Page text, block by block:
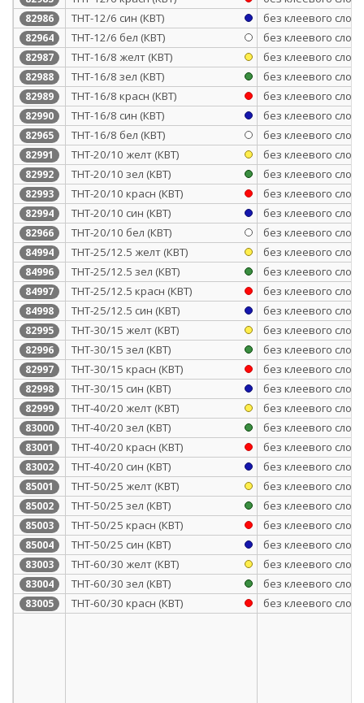
82986 ТНТ-12/6 син (КВТ) без клеевого слоя
82964 ТНТ-12/6 бел (КВТ) без клеевого слоя
82987 ТНТ-16/8 желт (КВТ) без клеевого слоя
82988 ТНТ-16/8 зел (КВТ) без клеевого слоя
82989 ТНТ-16/8 красн (КВТ) без клеевого слоя
82990 ТНТ-16/8 син (КВТ) без клеевого слоя
82965 ТНТ-16/8 бел (КВТ) без клеевого слоя
82991 ТНТ-20/10 желт (КВТ) без клеевого слоя
82992 ТНТ-20/10 зел (КВТ) без клеевого слоя
82993 ТНТ-20/10 красн (КВТ) без клеевого слоя
82994 ТНТ-20/10 син (КВТ) без клеевого слоя
82966 ТНТ-20/10 бел (КВТ) без клеевого слоя
84994 ТНТ-25/12.5 желт (КВТ) без клеевого слоя
84996 ТНТ-25/12.5 зел (КВТ) без клеевого слоя
84997 ТНТ-25/12.5 красн (КВТ) без клеевого слоя
84998 ТНТ-25/12.5 син (КВТ) без клеевого слоя
82995 ТНТ-30/15 желт (КВТ) без клеевого слоя
82996 ТНТ-30/15 зел (КВТ) без клеевого слоя
82997 ТНТ-30/15 красн (КВТ) без клеевого слоя
82998 ТНТ-30/15 син (КВТ) без клеевого слоя
82999 ТНТ-40/20 желт (КВТ) без клеевого слоя
83000 ТНТ-40/20 зел (КВТ) без клеевого слоя
83001 ТНТ-40/20 красн (КВТ) без клеевого слоя
83002 ТНТ-40/20 син (КВТ) без клеевого слоя
85001 ТНТ-50/25 желт (КВТ) без клеевого слоя
85002 ТНТ-50/25 зел (КВТ) без клеевого слоя
85003 ТНТ-50/25 красн (КВТ) без клеевого слоя
85004 ТНТ-50/25 син (КВТ) без клеевого слоя
83003 ТНТ-60/30 желт (КВТ) без клеевого слоя
83004 ТНТ-60/30 зел (КВТ) без клеевого слоя
83005 ТНТ-60/30 красн (КВТ) без клеевого слоя